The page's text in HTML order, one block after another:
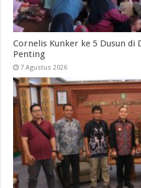
Cornelis Kunker ke 5 Dusun di
Penting
7 Agustus 2026